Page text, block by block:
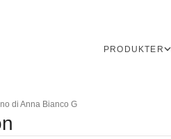
PRODUKTER
di Anna Bianco G